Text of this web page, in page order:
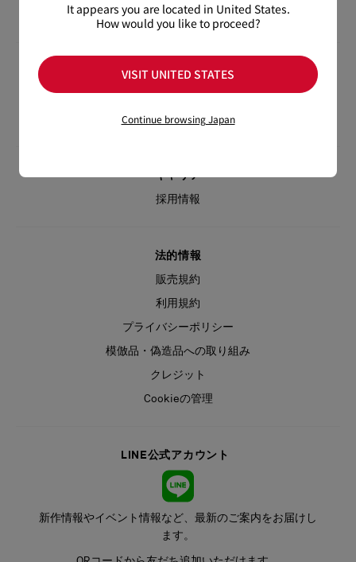
よくあるご質問
サービス
来店予約
お手入れ・修理について
キャリア
採用情報
法的情報
販売規約
利用規約
プライバシーポリシー
模倣品・偽造品への取り組み
クレジット
Cookieの管理
LINE公式アカウント
新作情報やイベント情報など、最新のご案内をお届けし
ます。
It appears you are located in United States.
How would you like to proceed?
VISIT UNITED STATES
Continue browsing Japan